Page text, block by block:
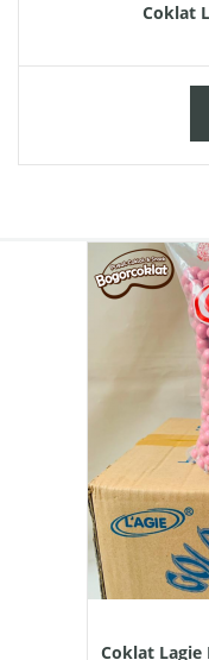
Coklat
Coklat